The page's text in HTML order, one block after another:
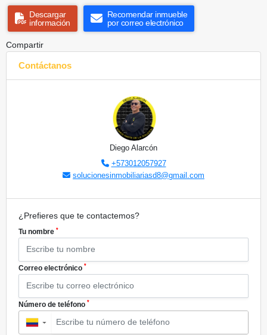
Descargar
información
Recomendar inmueble
por correo electrónico
Compartir
Contáctanos
Diego Alarcón
+573012057927
solucionesinmobiliariasd8@gmail.com
¿Prefieres que te contactemos?
Tu nombre *
Correo electrónico *
Número de teléfono *
▼